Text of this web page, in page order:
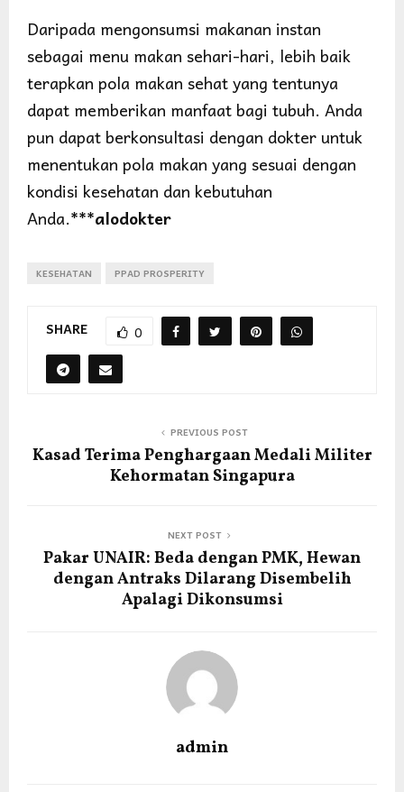
Daripada mengonsumsi makanan instan
sebagai menu makan sehari-hari, lebih baik
terapkan pola makan sehat yang tentunya
dapat memberikan manfaat bagi tubuh. Anda
pun dapat berkonsultasi dengan dokter untuk
menentukan pola makan yang sesuai dengan
kondisi kesehatan dan kebutuhan
Anda.***alodokter
KESEHATAN PPAD PROSPERITY
SHARE 0
PREVIOUS POST
Kasad Terima Penghargaan Medali Militer
Kehormatan Singapura
NEXT POST
Pakar UNAIR: Beda dengan PMK, Hewan
dengan Antraks Dilarang Disembelih
Apalagi Dikonsumsi
admin